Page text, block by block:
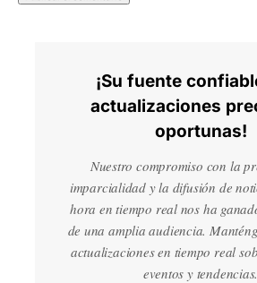
¡Su fuente
actualizaciones
oportunas!
Nuestro compromiso con la
imparcialidad y la difusión de
hora en tiempo real nos ha
de una amplia audiencia.
actualizaciones en tiempo real
eventos y tendencias.